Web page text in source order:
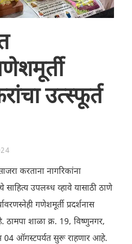
उत्स्फूर्त
करताना नागरिकांना
साहित्य उपलब्ध व्हावे यासाठी ठाणे
गणेशमूर्ती प्रदर्शनास
ठामपा शाळा क्र. 19, विष्णुनगर,
04 ऑगस्टपर्यत सुरू राहणार आहे.